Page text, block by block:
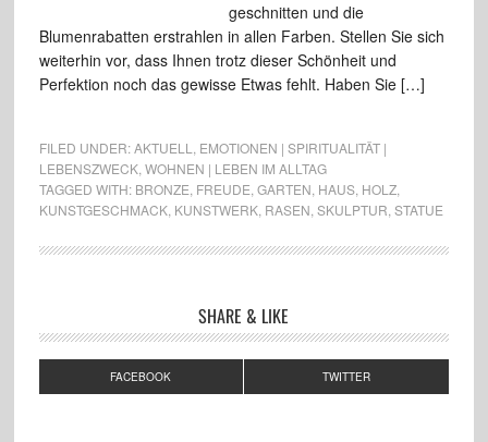
geschnitten und die
Blumenrabatten erstrahlen in allen Farben. Stellen Sie sich
weiterhin vor, dass Ihnen trotz dieser Schönheit und
Perfektion noch das gewisse Etwas fehlt. Haben Sie […]
FILED UNDER:AKTUELL
EMOTIONEN | SPIRITUALITÄT |
LEBENSZWECK, WOHNEN | LEBEN IM ALLTAG
TAGGED WITH: BRONZE FREUDE GARTEN HAUS, HOLZ,
KUNSTGESCHMACK, KUNSTWERK, RASEN SKULPTUR STATUE
SHARE & LIKE
FACEBOOK TWITTER